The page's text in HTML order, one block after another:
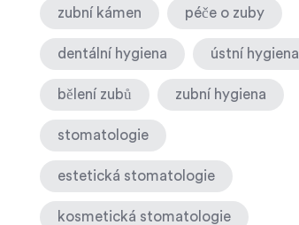
zubní kámen péče o zuby
dentální hygiena ústní hygiena
bělení zubů zubní hygiena
stomatologie
estetická stomatologie
kosmetická stomatologie